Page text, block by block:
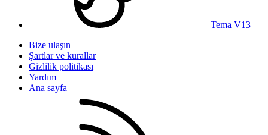
Tema V13
Bize ulaşın
Şartlar ve kurallar
Gizlilik politikası
Yardım
Ana sayfa